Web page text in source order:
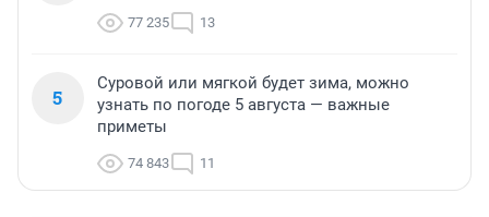
77 235 13
5
Суровой или мягкой будет зима, можно
узнать по погоде 5 августа — важные
приметы
74 843 11